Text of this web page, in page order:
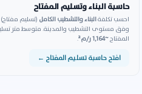
حاسبة البناء وتسليم المفتاح
احسب تكلفةالبناء والتشطيب الكامل (تسليم مفتاح)
وفق مستوى التشطيب والمدينة. متوسط متر
المفتاح~1,164 ر/م² .
افتح حاسبة تسليم المفتاح ←